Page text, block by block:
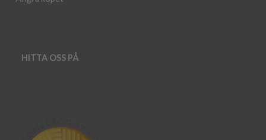
HITTA OSS PÅ